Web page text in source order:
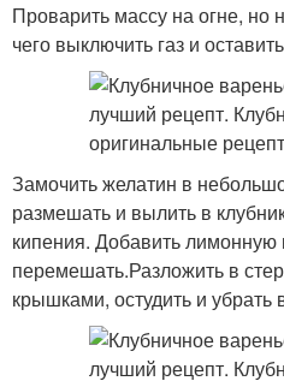
Проварить массу на огне, но
чего выключить газ и
Замочить желатин в
размешать и вылить в
кипения. Добавить лимонную
перемешать.Разложить в
крышками, остудить и убрать